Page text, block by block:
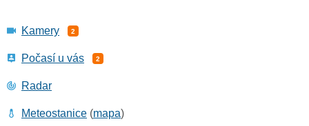
Kamery 2
Počasí u vás 2
Radar
Meteostanice (mapa)